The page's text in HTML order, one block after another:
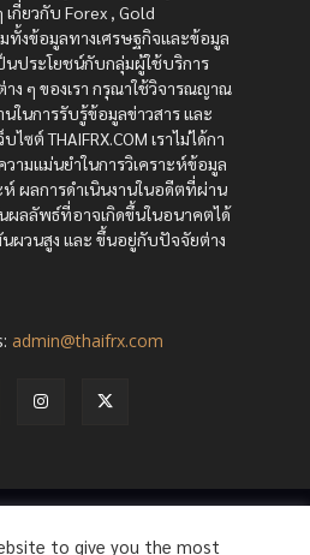
กี่ยวกับ Forex , Gold
ทั้งข้อมูลทางเศรษฐกิจและข้อมูล
นประโยชน์กับกลุ่มผู้ใช้บริการ
าง ๆ ของเรา กรุณาใช้วิจารณญาณ
ในการรับรู้ข้อมูลข่าวสาร และ
ซต์ THAIFRX.COM เราไม่ได้กา
ามแม่นยำในการวิเคราะห์ข้อมูล
ห์ ผลการดำเนินงานในอดีตที่ผ่าน
ผลลัพธ์ที่อาจเกิดขึ้นในอนาคตได้
ผวนสูง และ ขึ้นอยู่กับปัจจัยต่าง
admin@thaifrx.com
to give you the most